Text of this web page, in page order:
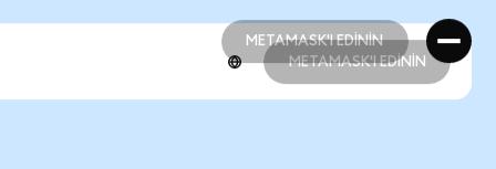
METAMASK'I EDİNİN
METAMASK'I EDİNİN
METAMASK'I EDİNİN